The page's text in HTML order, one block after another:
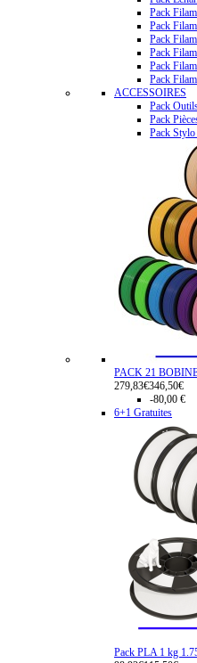
Pack
Pack
Pack
Pack
Pack
Pack
ACCESSOIRES
Pack
Pack
Pack
PACK 21
279,83€346,50€
-80,00 €
6+1 Gratuites
Pack PLA 1 kg